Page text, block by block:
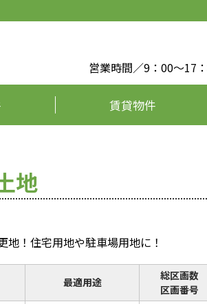
営業時間／9：00～
賃貸物件
地
地！住宅用地や駐車場用地に！
最適用途
総区画数
区画番号